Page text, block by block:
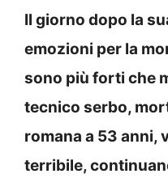
Il giorno dopo la
emozioni per la
sono più forti che
tecnico serbo,
romana a 53 anni,
terribile,